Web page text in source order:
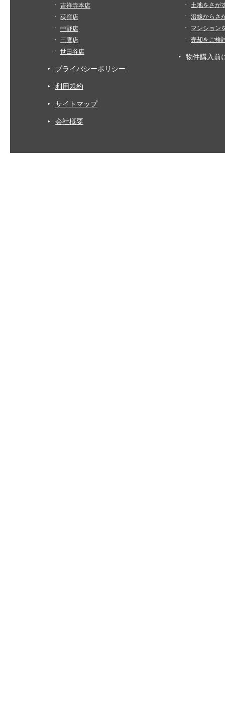
吉祥寺本店
荻窪店
中野店
三鷹店
世田谷店
プライバシーポリシー
利用規約
サイトマップ
会社概要
土地をさが
沿線からさ
マンション
売却をご検
物件購入前